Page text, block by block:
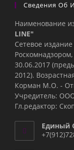
Сведения Об
Наименование
LINE"
Сетевое
30.06.2017
2012).
Корман М.О. -
Учредитель:
Гл.редактор:
Единый